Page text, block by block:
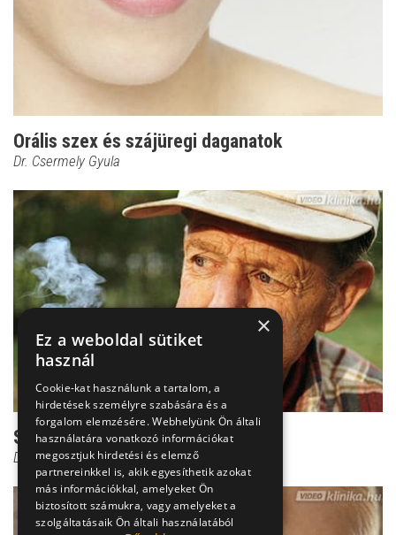
Orális szex és szájüregi daganatok
Dr. Csermely Gyula
Szájrák: az ok egyértelmű
Dr. Vajer Péter PhD
×
Ez a weboldal sütiket
használ
Cookie-kat használunk a tartalom, a
hirdetések személyre szabására és a
forgalom elemzésére. Webhelyünk Ön általi
használatára vonatkozó információkat
megosztjuk hirdetési és elemző
partnereinkkel is, akik egyesíthetik azokat
más információkkal, amelyeket Ön
biztosított számukra, vagy amelyeket a
szolgáltatásaik Ön általi használatából